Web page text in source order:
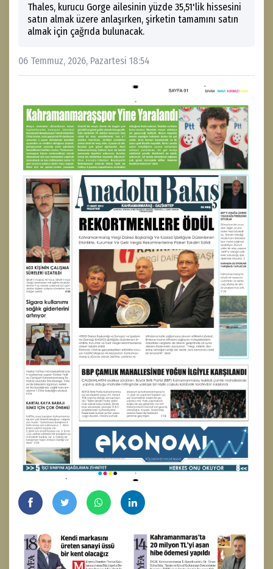
Thales, kurucu Gorge ailesinin yüzde 35,51'lik hissesini
satın almak üzere anlaşırken, şirketin tamamını satın
almak için çağrıda bulunacak.
06 Temmuz, 2026, Pazartesi 18:54